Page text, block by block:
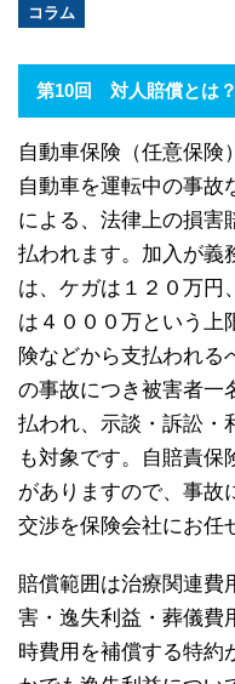
コラム
第10回 対人賠償とは？
自動車保険（任意保険
自動車を運転中の事故
による、法律上の損害
払われます。加入が義
は、ケガは１２０万円
は４０００万という上
険などから支払われる
の事故につき被害者一
払われ、示談・訴訟・
も対象です。自賠責保
がありますので、事故
交渉を保険会社にお任
賠償範囲は治療関連費
害・逸失利益・葬儀費
時費用を補償する特約